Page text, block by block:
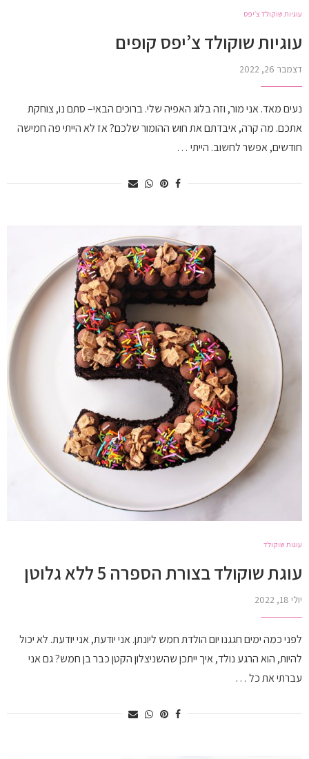
עוגיות שוקולד צ׳יפס
עוגיות שוקולד צ’יפס קופים
דצמבר 26, 2022
נעים מאד. אני מור, וזה בלוג האפיה שלי. ברוכים הבאי– סתם נו, צוחקת
אתכם. מה קרה, איבדתם את חוש ההומור שלכם? אז לא הייתי פה חמישה
חודשים, אפשר לחשוב. הייתי …
עוגות שוקולד
עוגת שוקולד בצורת הספרה 5 ללא גלוטן
יולי 18, 2022
לפני כמה ימים חגגנו יום הולדת חמש ליונתן. אני יודעת, אני יודעת. לא יכול
להיות, הוא הרגע נולד, איך ייתכן שהשניצלון הקטן כבר בן חמש? גם אני
עברתי את כל …